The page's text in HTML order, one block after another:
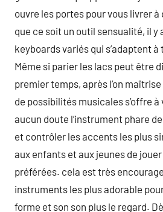
ouvre les portes pour vous livrer à
que ce soit un outil sensualité, il y
keyboards variés qui s’adaptent
Même si parier les lacs peut être
premier temps, après l’on
de possibilités musicales s’offre à
aucun doute l’instrument phare
et contrôler les accents les plus
aux enfants et aux jeunes de
préférées. cela est très
instruments les plus adorable
forme et son son plus le regard.